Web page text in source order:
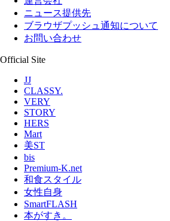
ニュース提供先
ブラウザプッシュ通知について
お問い合わせ
Official Site
JJ
CLASSY.
VERY
STORY
HERS
Mart
美ST
bis
Premium-K.net
和食スタイル
女性自身
SmartFLASH
本がすき。